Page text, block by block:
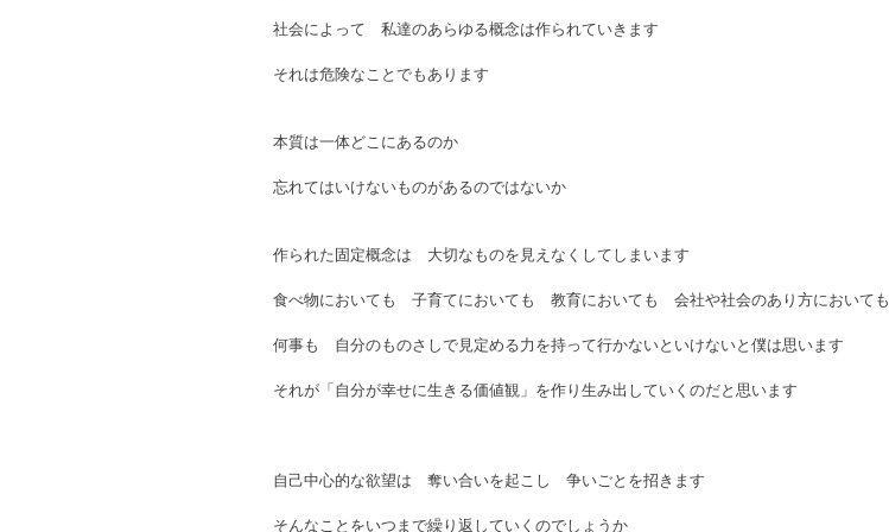
社会によって　私達のあらゆる概念は作られていきます
それは危険なことでもあります
本質は一体どこにあるのか
忘れてはいけないものがあるのではないか
作られた固定概念は　大切なものを見えなくしてしまいます
食べ物においても　子育てにおいても　教育においても　会社や社会のあり方においても
何事も　自分のものさしで見定める力を持って行かないといけないと僕は思います
それが「自分が幸せに生きる価値観」を作り生み出していくのだと思います
自己中心的な欲望は　奪い合いを起こし　争いごとを招きます
そんなことをいつまで繰り返していくのでしょうか